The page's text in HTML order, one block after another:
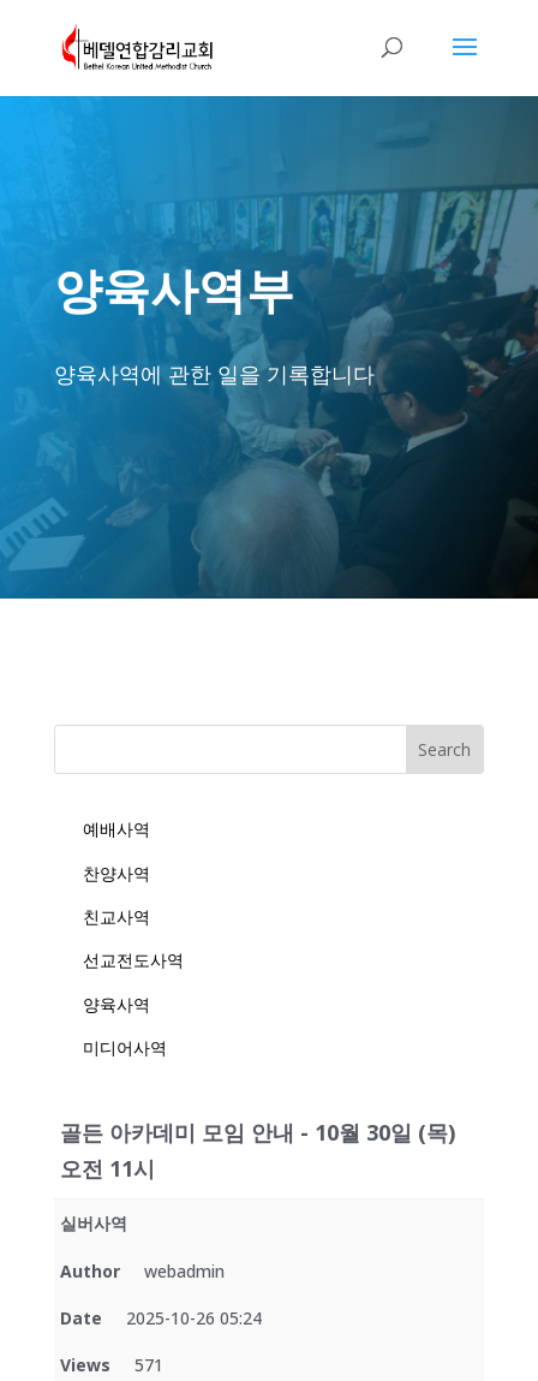
양육사역부
양육사역에 관한 일을 기록합니다
예배사역
찬양사역
친교사역
선교전도사역
양육사역
미디어사역
골든 아카데미 모임 안내 - 10월 30일 (목)
오전 11시
실버사역
Author webadmin
Date 2025-10-26 05:24
Views 571